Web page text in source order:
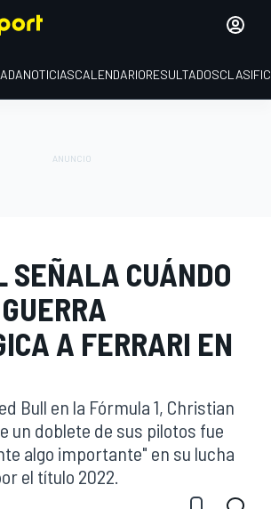
NOTICIASCALENDARIORESULTADOS
SEÑALA CUÁNDO
A FERRARI EN
Bull en la Fórmula 1, Christian
un doblete de sus pilotos fue
algo importante" en su lucha
el título 2022.